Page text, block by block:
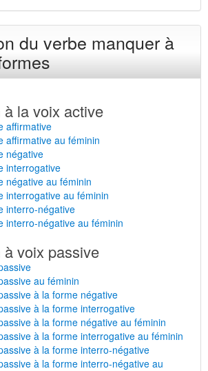
du verbe manquer à
la voix active
affirmative
affirmative au féminin
négative
interrogative
négative au féminin
interrogative au féminin
interro-négative
interro-négative au féminin
voix passive
au féminin
à la forme négative
à la forme interrogative
à la forme négative au féminin
à la forme interrogative au féminin
à la forme interro-négative
à la forme interro-négative au